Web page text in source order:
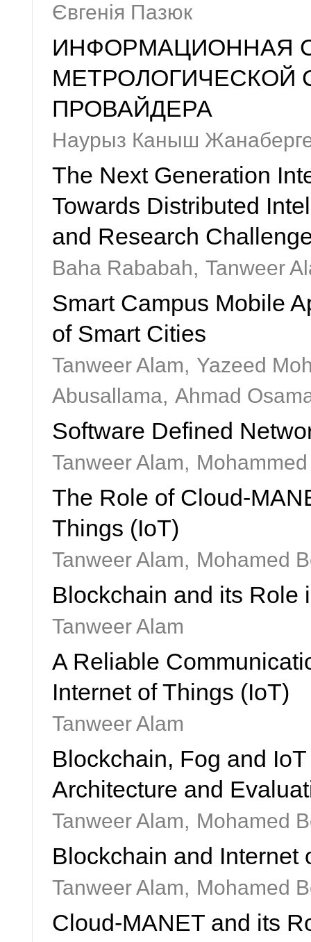
Євгенія Пазюк
ИНФОРМАЦИОННАЯ
МЕТРОЛОГИЧЕСКОЙ
ПРОВАЙДЕРА
Наурыз Каныш
The Next Generation
Towards Distributed
and Research
Baha Rababah, Tanweer
Smart Campus Mobile
of Smart Cities
Tanweer Alam, Yazeed
Abusallama, Ahmad
Software Defined
Tanweer Alam,
The Role of Cloud-
Things (IoT)
Tanweer Alam, Mohamed
Blockchain and its Role
Tanweer Alam
A Reliable
Internet of Things (IoT)
Tanweer Alam
Blockchain, Fog and
Architecture and
Tanweer Alam, Mohamed
Blockchain and Internet
Tanweer Alam, Mohamed
Cloud-MANET and its